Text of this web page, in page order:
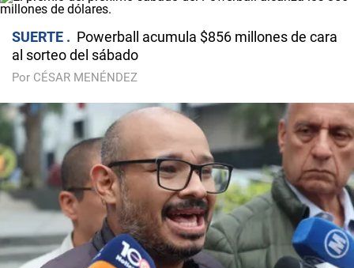
SUERTE
Powerball acumula $856 millones de cara
al sorteo del sábado
Por CÉSAR MENÉNDEZ